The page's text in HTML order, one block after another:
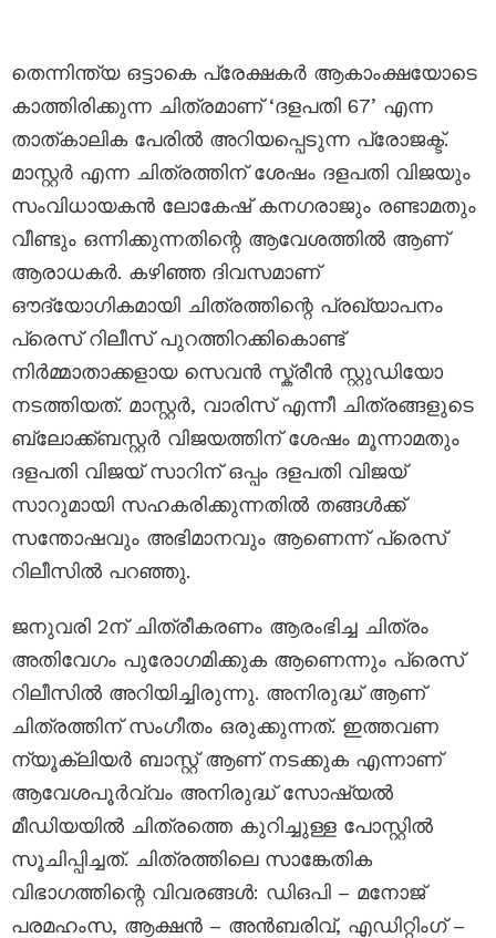
തെന്നിന്ത്യ ഒട്ടാകെ പ്രേക്ഷകർ ആകാംക്ഷയോടെ
കാത്തിരിക്കുന്ന ചിത്രമാണ് ‘ദളപതി 67’ എന്ന
താത്കാലിക പേരിൽ അറിയപ്പെടുന്ന പ്രോജക്ട്.
മാസ്റ്റർ എന്ന ചിത്രത്തിന് ശേഷം ദളപതി വിജയും
സംവിധായകൻ ലോകേഷ് കനഗരാജും രണ്ടാമതും
വീണ്ടും ഒന്നിക്കുന്നതിന്റെ ആവേശത്തിൽ ആണ്
ആരാധകർ. കഴിഞ്ഞ ദിവസമാണ്
ഔദ്യോഗികമായി ചിത്രത്തിന്റെ പ്രഖ്യാപനം
പ്രെസ് റിലീസ് പുറത്തിറക്കികൊണ്ട്
നിർമ്മാതാക്കളായ സെവൻ സ്ക്രീൻ സ്റ്റുഡിയോ
നടത്തിയത്. മാസ്റ്റർ, വാരിസ് എന്നീ ചിത്രങ്ങളുടെ
ബ്ലോക്ക്ബസ്റ്റർ വിജയത്തിന് ശേഷം മൂന്നാമതും
ദളപതി വിജയ് സാറിന് ഒപ്പം ദളപതി വിജയ്
സാറുമായി സഹകരിക്കുന്നതിൽ തങ്ങൾക്ക്
സന്തോഷവും അഭിമാനവും ആണെന്ന് പ്രെസ്
റിലീസിൽ പറഞ്ഞു.
ജനുവരി 2ന് ചിത്രീകരണം ആരംഭിച്ച ചിത്രം
അതിവേഗം പുരോഗമിക്കുക ആണെന്നും പ്രെസ്
റിലീസിൽ അറിയിച്ചിരുന്നു. അനിരുദ്ധ് ആണ്
ചിത്രത്തിന് സംഗീതം ഒരുക്കുന്നത്. ഇത്തവണ
ന്യൂക്ലിയർ ബാസ്റ്റ് ആണ് നടക്കുക എന്നാണ്
ആവേശപൂർവ്വം അനിരുദ്ധ് സോഷ്യൽ
മീഡിയയിൽ ചിത്രത്തെ കുറിച്ചുള്ള പോസ്റ്റിൽ
സൂചിപ്പിച്ചത്. ചിത്രത്തിലെ സാങ്കേതിക
വിഭാഗത്തിന്റെ വിവരങ്ങൾ: ഡിഒപി – മനോജ്
പരമഹംസ, ആക്ഷൻ – അൻബരിവ്, എഡിറ്റിംഗ് –